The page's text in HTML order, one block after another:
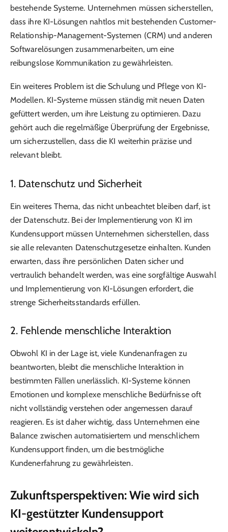
bestehende Systeme. Unternehmen müssen sicherstellen,
dass ihre KI-Lösungen nahtlos mit bestehenden Customer-
Relationship-Management-Systemen (CRM) und anderen
Softwarelösungen zusammenarbeiten, um eine
reibungslose Kommunikation zu gewährleisten.
Ein weiteres Problem ist die Schulung und Pflege von KI-
Modellen. KI-Systeme müssen ständig mit neuen Daten
gefüttert werden, um ihre Leistung zu optimieren. Dazu
gehört auch die regelmäßige Überprüfung der Ergebnisse,
um sicherzustellen, dass die KI weiterhin präzise und
relevant bleibt.
1. Datenschutz und Sicherheit
Ein weiteres Thema, das nicht unbeachtet bleiben darf, ist
der Datenschutz. Bei der Implementierung von KI im
Kundensupport müssen Unternehmen sicherstellen, dass
sie alle relevanten Datenschutzgesetze einhalten. Kunden
erwarten, dass ihre persönlichen Daten sicher und
vertraulich behandelt werden, was eine sorgfältige Auswahl
und Implementierung von KI-Lösungen erfordert, die
strenge Sicherheitsstandards erfüllen.
2. Fehlende menschliche Interaktion
Obwohl KI in der Lage ist, viele Kundenanfragen zu
beantworten, bleibt die menschliche Interaktion in
bestimmten Fällen unerlässlich. KI-Systeme können
Emotionen und komplexe menschliche Bedürfnisse oft
nicht vollständig verstehen oder angemessen darauf
reagieren. Es ist daher wichtig, dass Unternehmen eine
Balance zwischen automatisiertem und menschlichem
Kundensupport finden, um die bestmögliche
Kundenerfahrung zu gewährleisten.
Zukunftsperspektiven: Wie wird sich
KI-gestützter Kundensupport